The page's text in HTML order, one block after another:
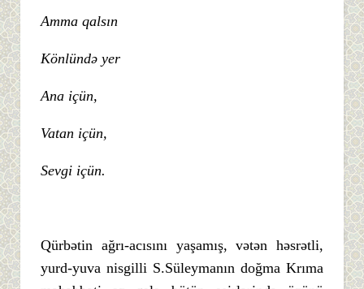
Amma qalsın
Könlündə yer
Ana içün,
Vatan içün,
Sevgi içün.
Qürbətin ağrı-acısını yaşamış, vətən həsrətli,
yurd-yuva nisgilli S.Süleymanın doğma Krıma